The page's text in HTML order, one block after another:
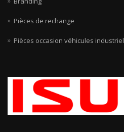
Pièces de rechange
Pièces occasion véhicules